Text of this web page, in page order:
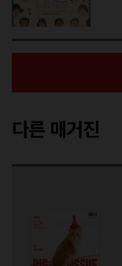
다른 매거진